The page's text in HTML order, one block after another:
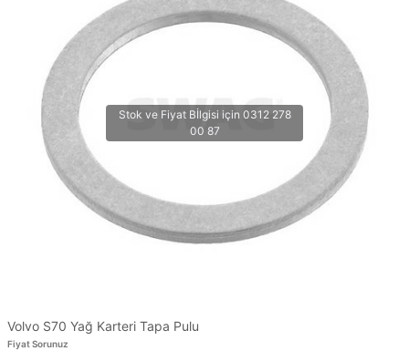
Volvo S70 Yağ Karteri Tapa Pulu
Fiyat Sorunuz